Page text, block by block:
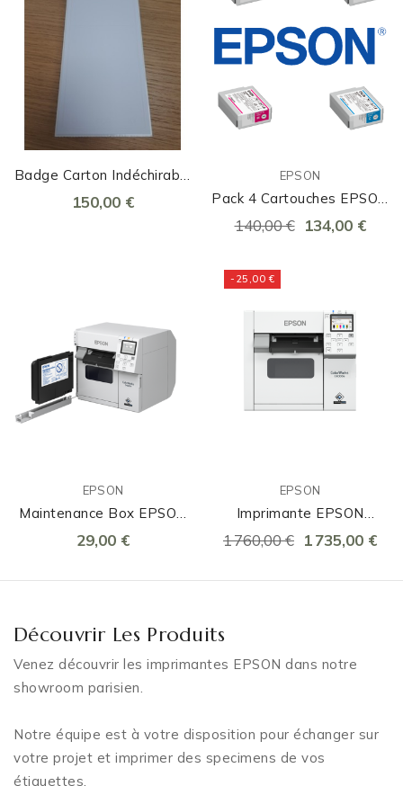
Badge Carton Indéchirable
86x120mm
150,00 €
EPSON
Pack 4 Cartouches EPSON
C4000 (mat Noir)
140,00 € 134,00 €
EPSON
Maintenance Box EPSON
Pour C4000/D3800
29,00 €
-25,00 €
EPSON
Imprimante EPSON
C4000e (noir Mat)
1 760,00 € 1 735,00 €
Découvrir Les Produits
Venez découvrir les imprimantes EPSON dans notre
showroom parisien.
Notre équipe est à votre disposition pour échanger sur
votre projet et imprimer des specimens de vos
étiquettes.